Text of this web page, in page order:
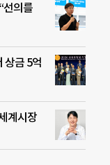
선의를
상금 5억
계시장